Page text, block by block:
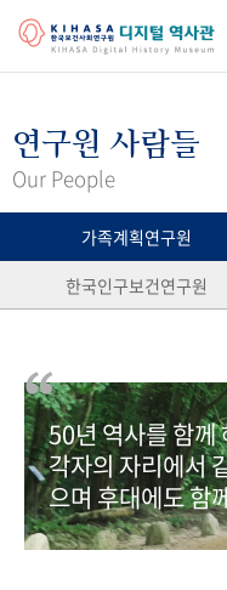
걸어온 길 기관 변천사
연구 역사
정책과 연구 키워드로
간행물 변천사
기록물 아카이브
사진 아카이브 문서 기
50+1주년 기념
연구원 사람들
Our People
가족계획연구원
한국인구보건연구원
50년 역사를 함께
각자의 자리에서
으며 후대에도 함